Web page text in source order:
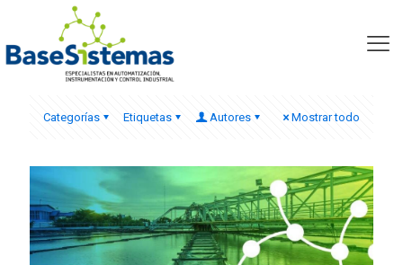
Categorías Etiquetas Autores Mostrar todo